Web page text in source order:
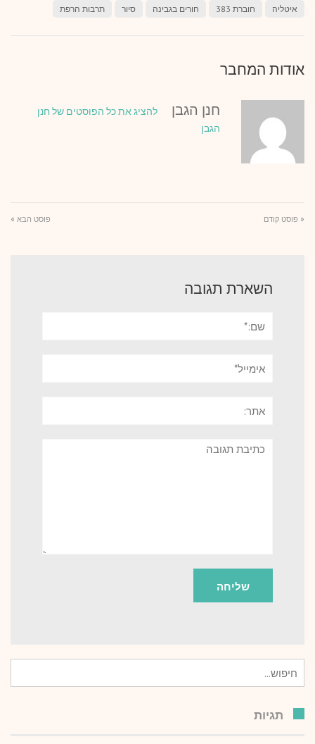
איטליה חוברת 383 חורים בגבינה סיור תרבות הרפת
אודות המחבר
חנן הגבן
להציג את כל הפוסטים של חנן
הגבן
« פוסט קודם פוסט הבא »
השארת תגובה
תגובה
עבור:
תגיות